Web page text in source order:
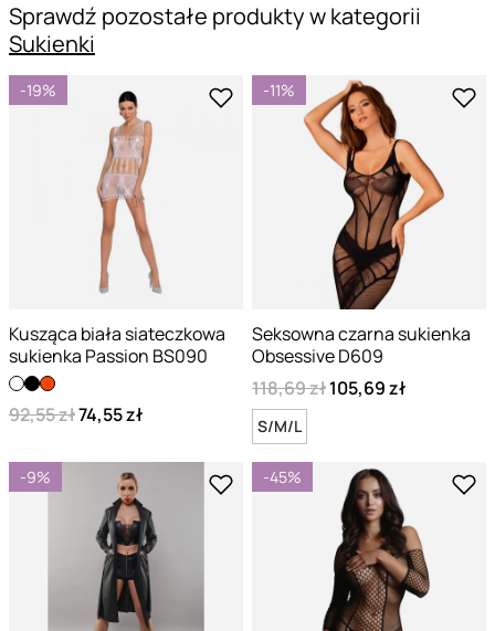
Sprawdź pozostałe produkty w kategorii
Sukienki
-19%
Kusząca biała siateczkowa
sukienka Passion BS090
92,55 zł74,55 zł
-11%
Seksowna czarna sukienka
Obsessive D609
118,69 zł105,69 zł
S/M/L
-9% -45%